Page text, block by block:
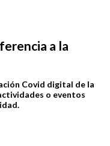
a la
Covid digital de la
o eventos